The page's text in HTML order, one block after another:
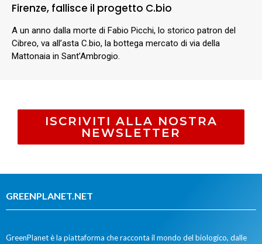
Firenze, fallisce il progetto C.bio
A un anno dalla morte di Fabio Picchi, lo storico patron del
Cibreo, va all’asta C.bio, la bottega mercato di via della
Mattonaia in Sant’Ambrogio.
ISCRIVITI ALLA NOSTRA
NEWSLETTER
GREENPLANET.NET
GreenPlanet è la piattaforma che racconta il mondo del biologico, dalle